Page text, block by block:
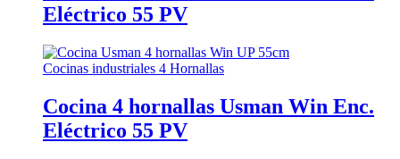
Eléctrico 55 PV
Cocinas industriales 4 Hornallas
Cocina 4 hornallas Usman Win Enc.
Eléctrico 55 PV